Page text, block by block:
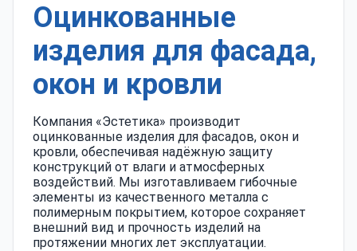
Оцинкованные
изделия для фасада,
окон и кровли
Компания «Эстетика» производит
оцинкованные изделия для фасадов, окон и
кровли, обеспечивая надёжную защиту
конструкций от влаги и атмосферных
воздействий. Мы изготавливаем гибочные
элементы из качественного металла с
полимерным покрытием, которое сохраняет
внешний вид и прочность изделий на
протяжении многих лет эксплуатации.